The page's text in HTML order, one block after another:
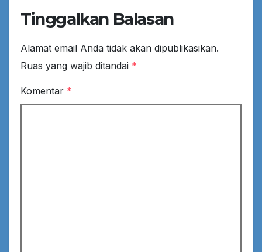
Tinggalkan Balasan
Alamat email Anda tidak akan dipublikasikan.
Ruas yang wajib ditandai *
Komentar *